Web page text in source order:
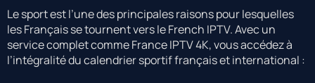
Le sport est l’une des principales raisons pour lesquelles
les Français se tournent vers le French IPTV. Avec un
service complet comme France IPTV 4K, vous accédez à
l’intégralité du calendrier sportif français et international :